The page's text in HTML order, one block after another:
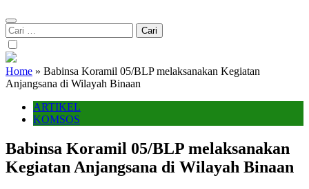
Cari
untuk:
Home » Babinsa Koramil 05/BLP melaksanakan Kegiatan
Anjangsana di Wilayah Binaan
ARTIKEL
KOMSOS
Babinsa Koramil 05/BLP melaksanakan
Kegiatan Anjangsana di Wilayah Binaan